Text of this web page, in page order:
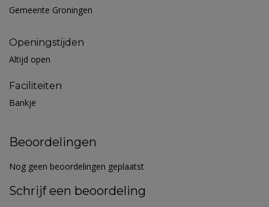
Gemeente Groningen
Openingstijden
Altijd open
Faciliteiten
Bankje
Beoordelingen
Nog geen beoordelingen geplaatst
Schrijf een beoordeling